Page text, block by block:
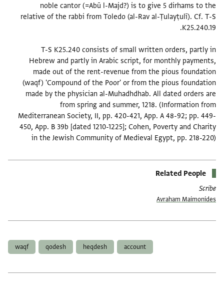
noble cantor (=Abū l-Majd?) is to give 5 dirhams to the
relative of the rabbi from Toledo (al-Rav al-Ṭulayṭulī). Cf. T-S
T-S K25.240 consists of small written orders, partly in
Hebrew and partly in Arabic script, for monthly payments,
made out of the rent-revenue from the pious foundation
(waqf) 'Compound of the Poor' or from the pious foundation
made by the physician al-Muhadhdhab. All dated orders are
from spring and summer, 1218. (Information from
Mediterranean Society, II, pp. 420-421, App. A 48-92; pp. 449-
450, App. B 39b [dated 1210-1225]; Cohen, Poverty and Charity
in the Jewish Community of Medieval Egypt, pp. 218-220)
Related People
Scribe
Avraham Maimonides
account
heqdesh
qodesh
waqf